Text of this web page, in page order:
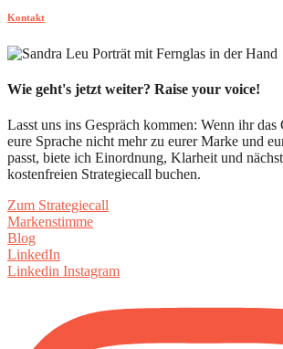
Kontakt
Wie geht's jetzt weiter? Raise your voice!
Lasst uns ins Gespräch kommen: Wenn ihr das
eure Sprache nicht mehr zu eurer Marke und
passt, biete ich Einordnung, Klarheit und
kostenfreien Strategiecall buchen.
Zum Strategiecall
Markenstimme
Blog
LinkedIn
Linkedin Instagram